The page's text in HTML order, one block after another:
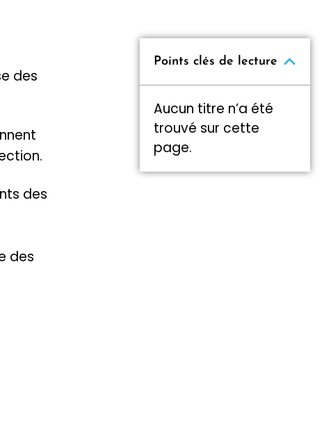
des
des
des
Points clés de lecture
Aucun titre n’a été
trouvé sur cette
page.